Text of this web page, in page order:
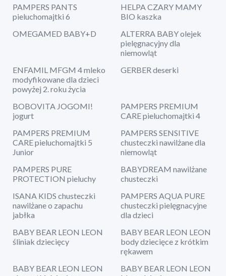
PAMPERS PANTS
pieluchomajtki 6
HELPA CZARY MAMY
BIO kaszka
OMEGAMED BABY+D
ALTERRA BABY olejek
pielęgnacyjny dla
niemowląt
ENFAMIL MFGM 4 mleko
modyfikowane dla dzieci
powyżej 2. roku życia
GERBER deserki
BOBOVITA JOGOMI!
jogurt
PAMPERS PREMIUM
CARE pieluchomajtki 4
PAMPERS PREMIUM
CARE pieluchomajtki 5
Junior
PAMPERS SENSITIVE
chusteczki nawilżane dla
niemowląt
PAMPERS PURE
PROTECTION pieluchy
BABYDREAM nawilżane
chusteczki
ISANA KIDS chusteczki
nawilżane o zapachu
jabłka
PAMPERS AQUA PURE
chusteczki pielęgnacyjne
dla dzieci
BABY BEAR LEON LEON
śliniak dziecięcy
BABY BEAR LEON LEON
body dziecięce z krótkim
rękawem
BABY BEAR LEON LEON
BABY BEAR LEON LEON